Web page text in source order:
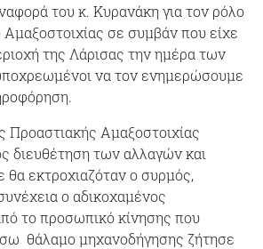
του κ. Κυρανάκη για τον ρόλο
σε συμβάν που είχε
της Λάρισας την ημέρα των
να τον ενημερώσουμε
Προαστιακής Αμαξοστοιχίας
διευθέτηση των αλλαγών και
θα εκτροχιαζόταν ο συρμός,
ο αδικοχαμένος
το προσωπικό κίνησης που
θάλαμο μηχανοδήγησης ζήτησε